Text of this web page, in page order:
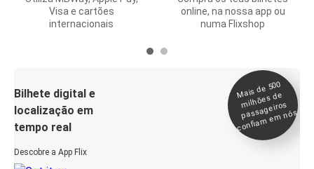
Visa e cartões
internacionais
online, na nossa app ou
numa Flixshop
Bilhete digital e
localização em
tempo real
Descobre a App Flix
Mais de 500
milhões de
passageiros
confia
m e
m nós